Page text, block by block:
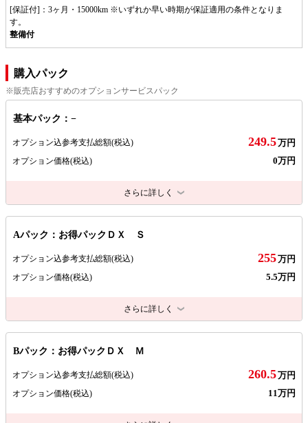
[保証付]：3ヶ月・15000km ※いずれか早い時期が保証適用の条件となりま
す。
整備付
購入パック
※販売店おすすめのオプションサービスパック
基本パック：−
オプション込参考支払総額(税込) 249.5万円
オプション価格(税込) 0万円
さらに詳しく
Aパック：お得パックＤＸ Ｓ
オプション込参考支払総額(税込) 255万円
オプション価格(税込) 5.5万円
さらに詳しく
Bパック：お得パックＤＸ Ｍ
オプション込参考支払総額(税込) 260.5万円
オプション価格(税込) 11万円